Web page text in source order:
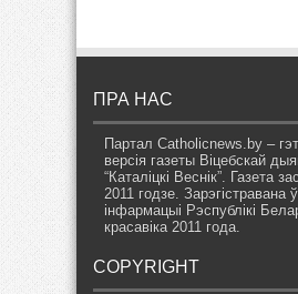
ПРА НАС
Партал Catholicnews.by –
версія газеты Віцебскай
“Каталіцкі Веснік”. Газета
2011 годзе. Зарэгістравана
інфармацыі Рэспублікі
красавіка 2011 года.
COPYRIGHT